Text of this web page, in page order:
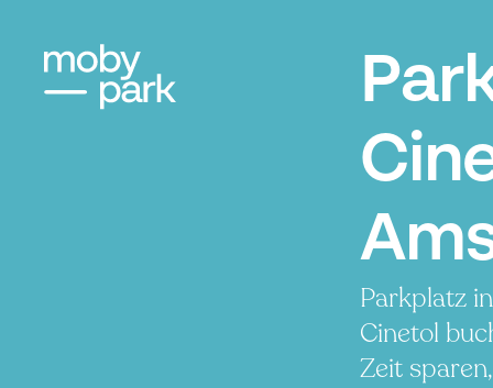
Parkplatz
Cinetol
Zeit